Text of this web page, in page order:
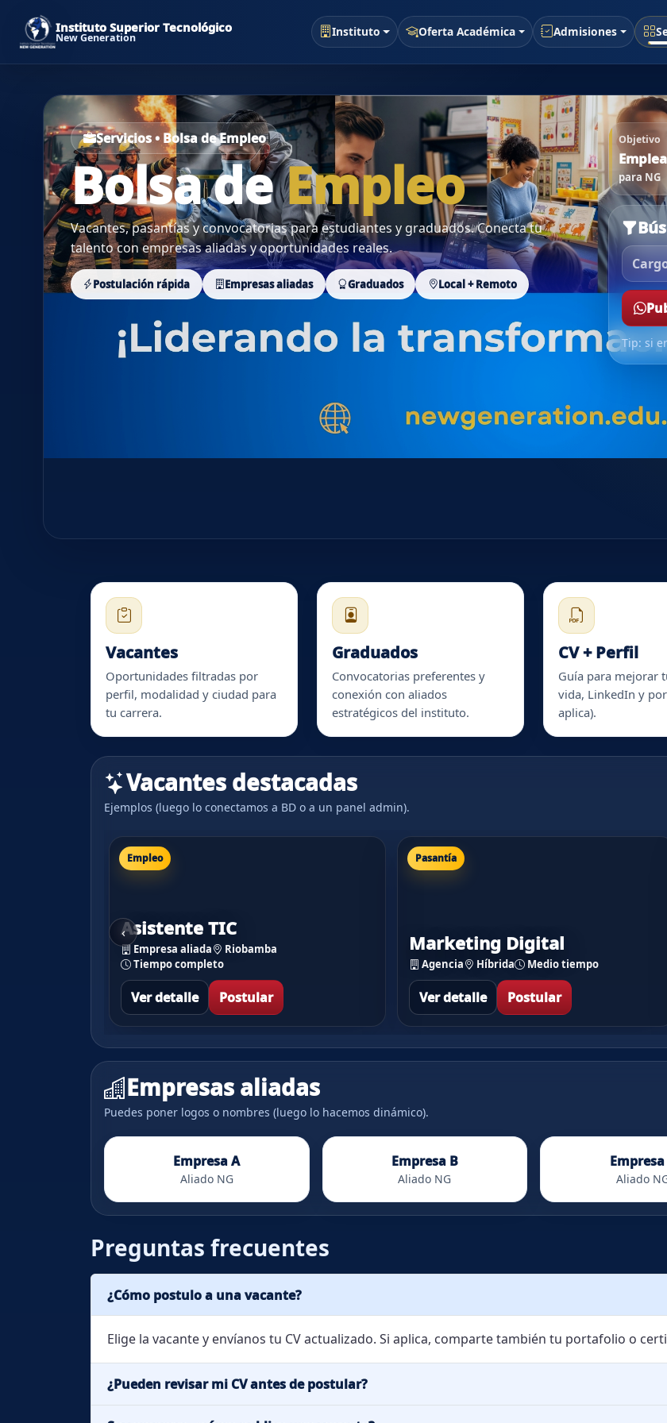
Instituto Superior Tecnológico
New Generation Instituto Oferta Académica Admisiones
Servicios • Bolsa de Empleo
Bolsa deEmpleo
Vacantes, pasantías y convocatorias para estudiantes y graduados. Conecta tu
talento con empresas aliadas y oportunidades reales.
Postulación rápida Empresas aliadas Graduados Local + Remoto
Objetivo
para NG
Tip: si
Vacantes
Oportunidades filtradas por
perfil, modalidad y ciudad para
tu carrera.
Graduados
Convocatorias preferentes y
conexión con aliados
estratégicos del instituto.
CV + Perfil
Guía para mejorar
vida, LinkedIn y
aplica).
Vacantes destacadas
Ejemplos (luego lo conectamos a BD o a un panel admin).
‹
Empleo
Asistente TIC
Empresa aliada
Riobamba
Tiempo completo
Ver detalle Postular
Pasantía
Marketing Digital
Agencia Híbrida Medio tiempo
Ver detalle Postular
Empresas aliadas
Puedes poner logos o nombres (luego lo hacemos dinámico).
Empresa A
Aliado NG
Empresa B
Aliado NG
Empresa
Aliado
Preguntas frecuentes
¿Cómo postulo a una vacante?
Elige la vacante y envíanos tu CV actualizado. Si aplica, comparte también tu portafolio o
¿Pueden revisar mi CV antes de postular?